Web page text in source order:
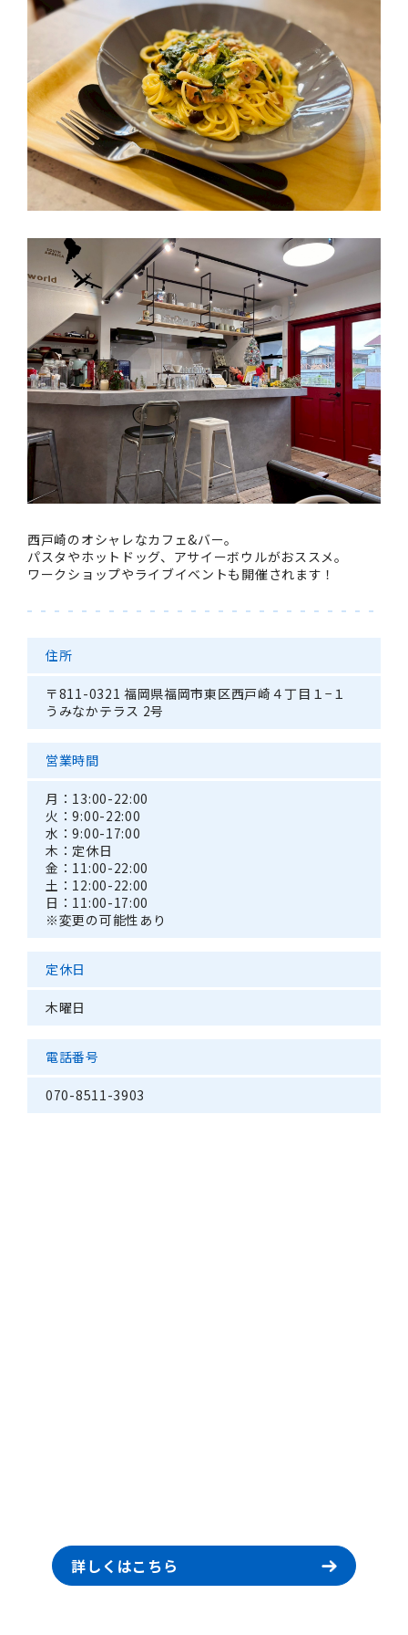
西戸崎のオシャレなカフェ&バー。
パスタやホットドッグ、アサイーボウルがおススメ。
ワークショップやライブイベントも開催されます！
住所
〒811-0321 福岡県福岡市東区西戸崎４丁目１−１
うみなかテラス 2号
営業時間
月：13:00-22:00
火：9:00-22:00
水：9:00-17:00
木：定休日
金：11:00-22:00
土：12:00-22:00
日：11:00-17:00
※変更の可能性あり
定休日
木曜日
電話番号
070-8511-3903
詳しくはこちら